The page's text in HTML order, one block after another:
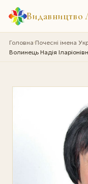
Видавництво
Головна›Почесні імена
Волинець Надія